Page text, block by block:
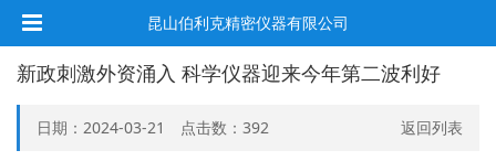
昆山伯利克精密仪器有限公司
新政刺激外资涌入 科学仪器迎来今年第二波利好
日期：2024-03-21 点击数： 392 返回列表